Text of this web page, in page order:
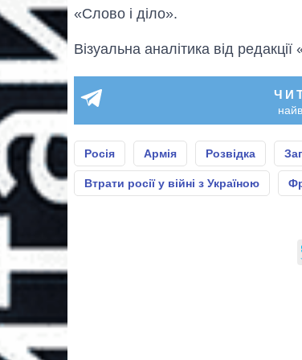
«Слово і діло».
Візуальна аналітика від
Росія Армія Розвідка
Втрати росії у війні з Україною